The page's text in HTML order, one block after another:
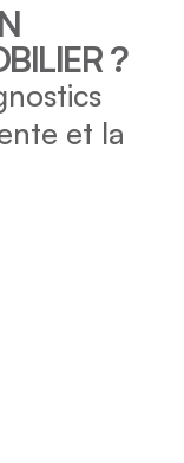
?
et la